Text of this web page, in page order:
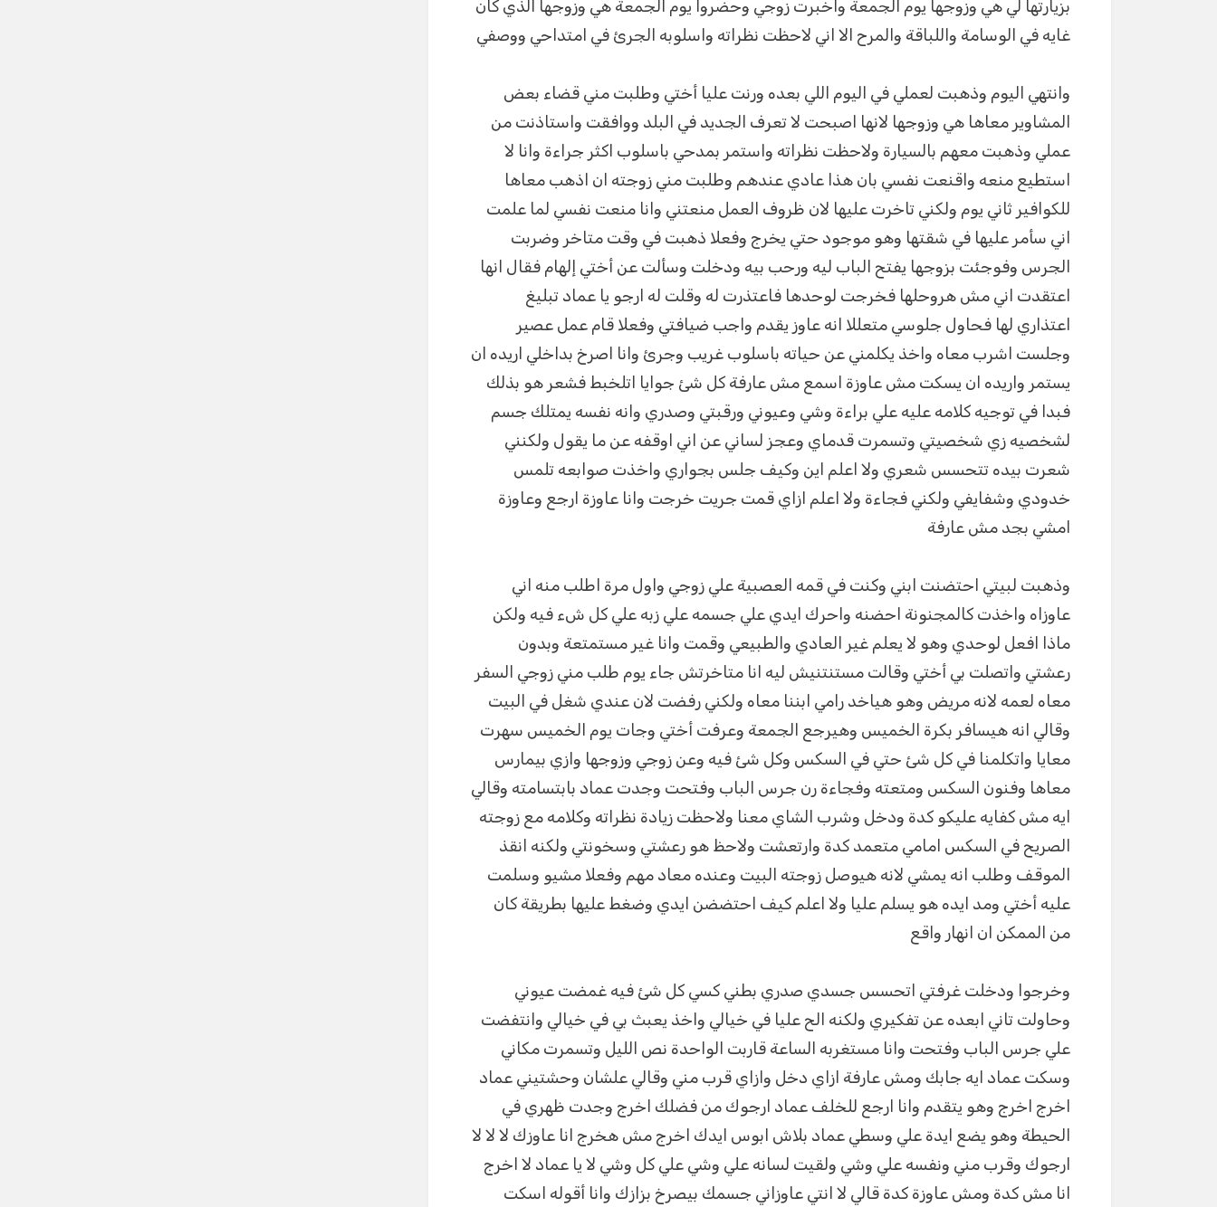
بزيارتها لي هي وزوجها يوم الجمعة واخبرت زوجي وحضروا يوم الجمعة هي وزوجها الذي كان
غايه في الوسامة واللباقة والمرح الا اني لاحظت نظراته واسلوبه الجرئ في امتداحي ووصفي
وانتهي اليوم وذهبت لعملي في اليوم اللي بعده ورنت عليا أختي وطلبت مني قضاء بعض
المشاوير معاها هي وزوجها لانها اصبحت لا تعرف الجديد في البلد ووافقت واستاذنت من
عملي وذهبت معهم بالسيارة ولاحظت نظراته واستمر بمدحي باسلوب اكثر جراءة وانا لا
استطيع منعه واقنعت نفسي بان هذا عادي عندهم وطلبت مني زوجته ان اذهب معاها
للكوافير ثاني يوم ولكني تاخرت عليها لان ظروف العمل منعتني وانا منعت نفسي لما علمت
اني سأمر عليها في شقتها وهو موجود حتي يخرج وفعلا ذهبت في وقت متاخر وضربت
الجرس وفوجئت بزوجها يفتح الباب ليه ورحب بيه ودخلت وسألت عن أختي إلهام فقال انها
اعتقدت اني مش هروحلها فخرجت لوحدها فاعتذرت له وقلت له ارجو يا عماد تبليغ
اعتذاري لها فحاول جلوسي متعللا انه عاوز يقدم واجب ضيافتي وفعلا قام عمل عصير
وجلست اشرب معاه واخذ يكلمني عن حياته باسلوب غريب وجرئ وانا اصرخ بداخلي اريده ان
يستمر واريده ان يسكت مش عاوزة اسمع مش عارفة كل شئ جوايا اتلخبط فشعر هو بذلك
فبدا في توجيه كلامه عليه علي براءة وشي وعيوني ورقبتي وصدري وانه نفسه يمتلك جسم
لشخصيه زي شخصيتي وتسمرت قدماي وعجز لساني عن اني اوقفه عن ما يقول ولكنني
شعرت بيده تتحسس شعري ولا اعلم اين وكيف جلس بجواري واخذت صوابعه تلمس
خدودي وشفايفي ولكني فجاءة ولا اعلم ازاي قمت جريت خرجت وانا عاوزة ارجع وعاوزة
امشي بجد مش عارفة
وذهبت لبيتي احتضنت ابني وكنت في قمه العصبية علي زوجي واول مرة اطلب منه اني
عاوزاه واخذت كالمجنونة احضنه واحرك ايدي علي جسمه علي زبه علي كل شء فيه ولكن
ماذا افعل لوحدي وهو لا يعلم غير العادي والطبيعي وقمت وانا غير مستمتعة وبدون
رعشتي واتصلت بي أختي وقالت مستنتنيش ليه انا متاخرتش جاء يوم طلب مني زوجي السفر
معاه لعمه لانه مريض وهو هياخد رامي ابننا معاه ولكني رفضت لان عندي شغل في البيت
وقالي انه هيسافر بكرة الخميس وهيرجع الجمعة وعرفت أختي وجات يوم الخميس سهرت
معايا واتكلمنا في كل شئ حتي في السكس وكل شئ فيه وعن زوجي وزوجها وازي بيمارس
معاها وفنون السكس ومتعته وفجاءة رن جرس الباب وفتحت وجدت عماد بابتسامته وقالي
ايه مش كفايه عليكو كدة ودخل وشرب الشاي معنا ولاحظت زيادة نظراته وكلامه مع زوجته
الصريح في السكس امامي متعمد كدة وارتعشت ولاحظ هو رعشتي وسخونتي ولكنه انقذ
الموقف وطلب انه يمشي لانه هيوصل زوجته البيت وعنده معاد مهم وفعلا مشيو وسلمت
عليه أختي ومد ايده هو يسلم عليا ولا اعلم كيف احتضضن ايدي وضغط عليها بطريقة كان
من الممكن ان انهار واقع
وخرجوا ودخلت غرفتي اتحسس جسدي صدري بطني كسي كل شئ فيه غمضت عيوني
وحاولت تاني ابعده عن تفكيري ولكنه الح عليا في خيالي واخذ يعبث بي في خيالي وانتفضت
علي جرس الباب وفتحت وانا مستغربه الساعة قاربت الواحدة نص الليل وتسمرت مكاني
وسكت عماد ايه جابك ومش عارفة ازاي دخل وازاي قرب مني وقالي علشان وحشتيني عماد
اخرج اخرج وهو يتقدم وانا ارجع للخلف عماد ارجوك من فضلك اخرج وجدت ظهري في
الحيطة وهو يضع ايدة علي وسطي عماد بلاش ابوس ايدك اخرج مش هخرج انا عاوزك لا لا لا
ارجوك وقرب مني ونفسه علي وشي ولقيت لسانه علي وشي علي كل وشي لا يا عماد لا اخرج
انا مش كدة ومش عاوزة كدة قالي لا انتي عاوزاني جسمك بيصرخ بزازك وانا أقوله اسكت